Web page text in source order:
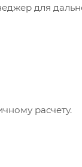
для
расчету.